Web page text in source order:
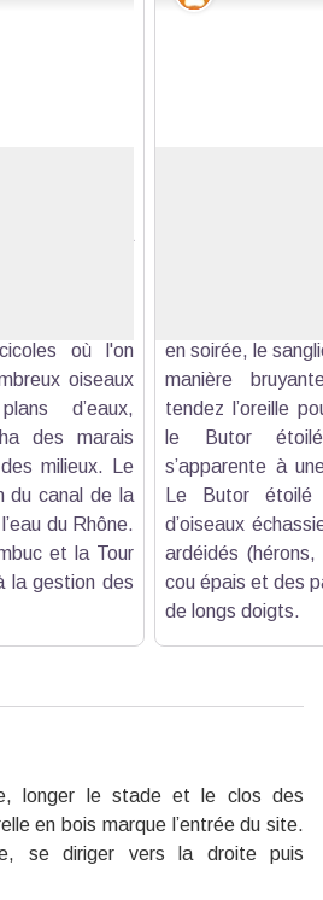
où l'on
oiseaux
d’eaux,
des marais
milieux. Le
du canal de la
du Rhône.
et la Tour
la gestion des
en soirée, le
manière
tendez l’oreille
le Butor
s’apparente à
Le Butor
d’oiseaux
ardéidés
cou épais et des
de longs doigts.
longer le stade et le clos des
en bois marque l’entrée du site.
se diriger vers la droite puis